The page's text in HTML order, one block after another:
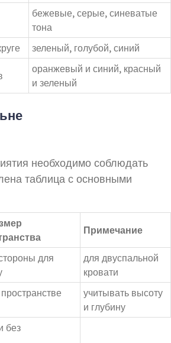
бежевые, серые, синеватые
тона
зеленый, голубой, синий
оранжевый и синий, красный
и зеленый
необходимо соблюдать
таблица с основными
Примечание
для
для двуспальной
кровати
учитывать высоту
и глубину
без